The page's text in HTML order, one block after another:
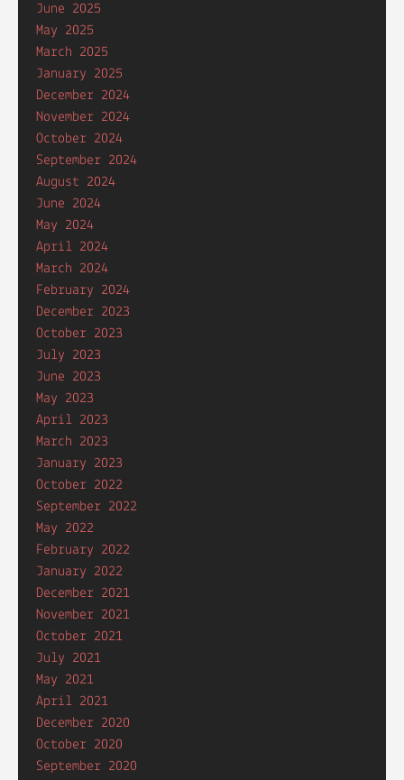
June 2025
May 2025
March 2025
January 2025
December 2024
November 2024
October 2024
September 2024
August 2024
June 2024
May 2024
April 2024
March 2024
February 2024
December 2023
October 2023
July 2023
June 2023
May 2023
April 2023
March 2023
January 2023
October 2022
September 2022
May 2022
February 2022
January 2022
December 2021
November 2021
October 2021
July 2021
May 2021
April 2021
December 2020
October 2020
September 2020